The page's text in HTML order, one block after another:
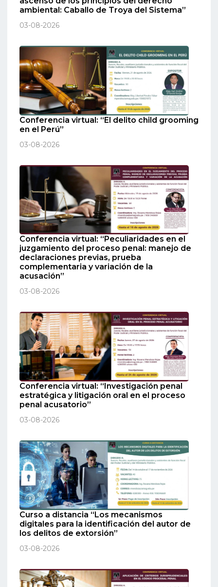
ambiental: Caballo de Troya del Sistema”
03-08-2026
Conferencia virtual: “El delito child grooming
en el Perú”
03-08-2026
Conferencia virtual: “Peculiaridades en el
juzgamiento del proceso penal: manejo de
declaraciones previas, prueba
complementaria y variación de la
acusación”
03-08-2026
Conferencia virtual: “Investigación penal
estratégica y litigación oral en el proceso
penal acusatorio”
03-08-2026
Curso a distancia “Los mecanismos
digitales para la identificación del autor de
los delitos de extorsión”
03-08-2026